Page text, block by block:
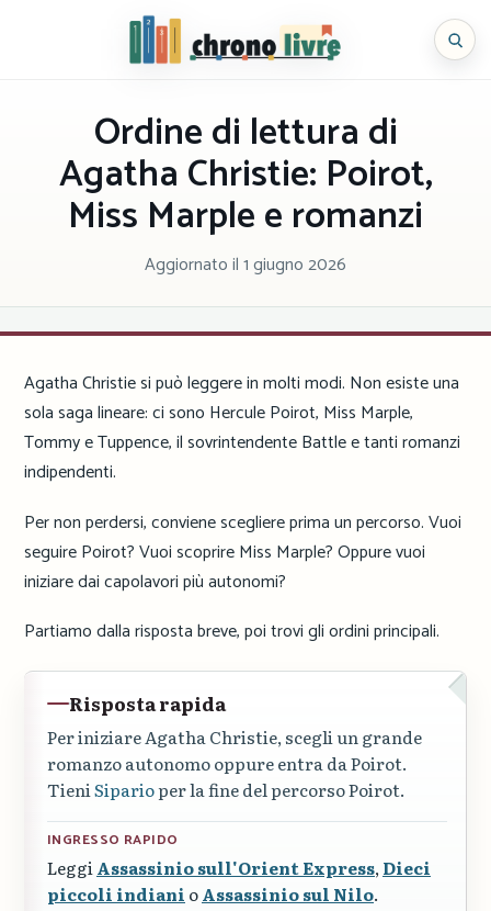
Chronolivre
Ordine di lettura di
Agatha Christie: Poirot,
Miss Marple e romanzi
Aggiornato il1 giugno 2026
Agatha Christie si può leggere in molti modi. Non esiste una
sola saga lineare: ci sono Hercule Poirot, Miss Marple,
Tommy e Tuppence, il sovrintendente Battle e tanti romanzi
indipendenti.
Per non perdersi, conviene scegliere prima un percorso. Vuoi
seguire Poirot? Vuoi scoprire Miss Marple? Oppure vuoi
iniziare dai capolavori più autonomi?
Partiamo dalla risposta breve, poi trovi gli ordini principali.
Risposta rapida
Per iniziare Agatha Christie, scegli un grande
romanzo autonomo oppure entra da Poirot.
TieniSiparioper la fine del percorso Poirot.
INGRESSO RAPIDO
LeggiAssassinio sull'Orient Express,Dieci
piccoli indiani oAssassinio sul Nilo.